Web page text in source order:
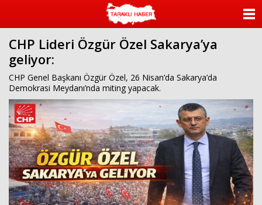
CHP Lideri Özgür Özel Sakarya’ya
geliyor:
CHP Genel Başkanı Özgür Özel, 26 Nisan’da Sakarya’da
Demokrasi Meydanı’nda miting yapacak.
KATEGORİLER
ANKETLER
FOTO GALERİ
VİDEO GALERİ
KÜNYE